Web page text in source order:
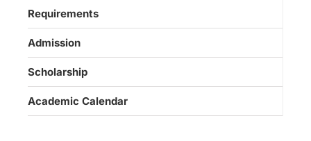
Requirements
Admission
Scholarship
Academic Calendar